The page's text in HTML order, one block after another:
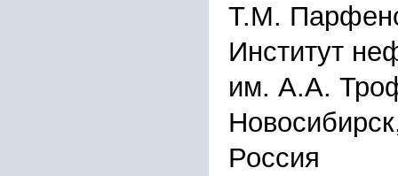
Т.М.
Институт
им. А.А.
Россия